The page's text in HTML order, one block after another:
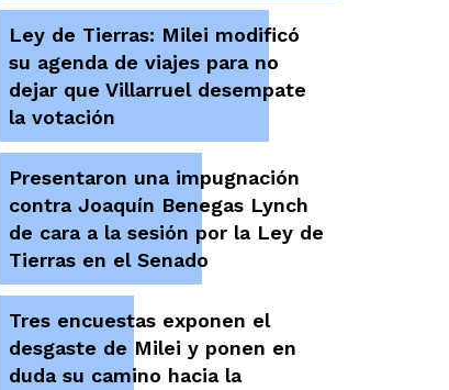
Ley de Tierras: Milei modificó
su agenda de viajes para no
dejar que Villarruel desempate
la votación
Presentaron una impugnación
contra Joaquín Benegas Lynch
de cara a la sesión por la Ley de
Tierras en el Senado
Tres encuestas exponen el
desgaste de Milei y ponen en
duda su camino hacia la